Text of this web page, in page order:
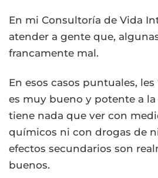
En mi Consultoría de Vida
atender a gente que,
francamente mal.
En esos casos puntuales,
es muy bueno y potente a la
tiene nada que ver con
químicos ni con drogas de
efectos secundarios son
buenos.